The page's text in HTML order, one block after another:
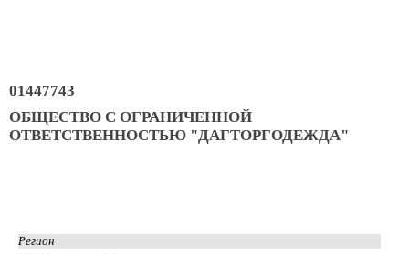
01447743
ОБЩЕСТВО С ОГРАНИЧЕННОЙ
ОТВЕТСТВЕННОСТЬЮ "ДАГТОРГОДЕЖДА"
Регион